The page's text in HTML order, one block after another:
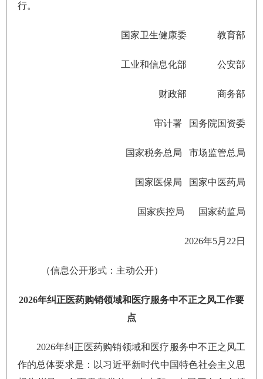
行。
国家卫生健康委 教育部
工业和信息化部 公安部
财政部 商务部
审计署 国务院国资委
国家税务总局 市场监管总局
国家医保局 国家中医药局
国家疾控局 国家药监局
2026年5月22日
（信息公开形式：主动公开）
2026年纠正医药购销领域和 医疗服务中不正之风工作要
点
2026年纠正医药购销领域和医疗服务中不正之风工
作的总体要求是：以习近平新时代中国特色社会主义思